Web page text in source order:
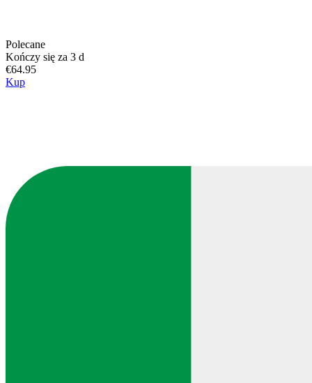
Polecane
Kończy się za 3 d
€64.95
Kup